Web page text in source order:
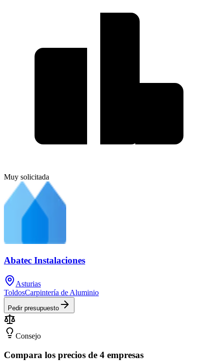
Muy solicitada
Abatec Instalaciones
Asturias
ToldosCarpintería de Aluminio
Pedir presupuesto
Consejo
Compara los precios de 4 empresas